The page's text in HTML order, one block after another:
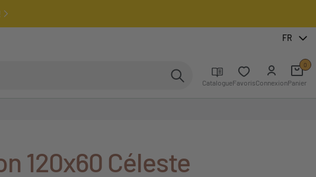
FR
CatalogueFavorisConnexionPanier
0
120x60 Céleste